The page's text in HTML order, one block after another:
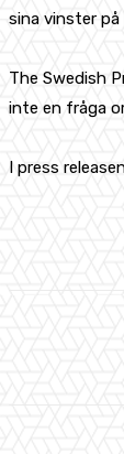
sina vinster
The Swedish
inte en fråga
I press